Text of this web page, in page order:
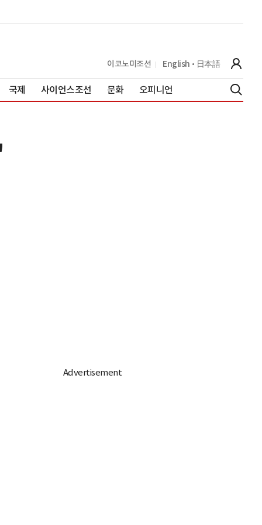
이코노미조선 English 日本語
국제 사이언스조선 문화 오피니언